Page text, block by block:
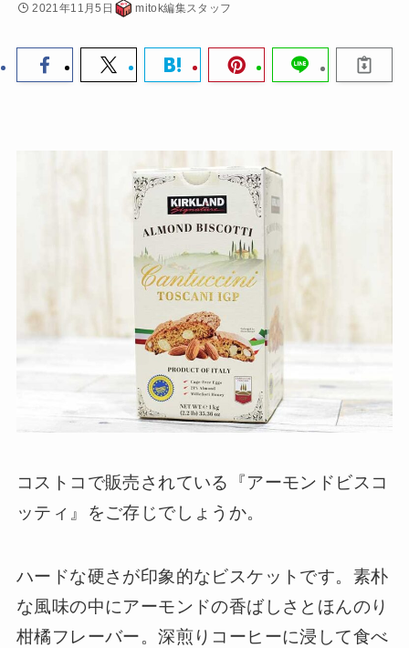
2021年11月5日 mitok編集スタッフ
コストコで販売されている『アーモンドビスコ
ッティ』をご存じでしょうか。
ハードな硬さが印象的なビスケットです。素朴
な風味の中にアーモンドの香ばしさとほんのり
柑橘フレーバー。深煎りコーヒーに浸して食べ